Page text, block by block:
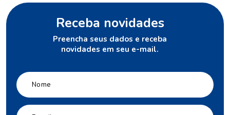
Receba novidades
Preencha seus dados e receba
novidades em seu e-mail.